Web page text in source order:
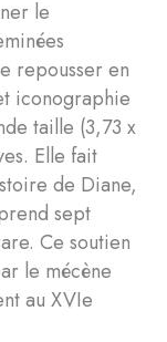
le
repousser en
iconographie
taille (3,73 x
Elle fait
de Diane,
sept
Ce soutien
le mécène
au XVIe